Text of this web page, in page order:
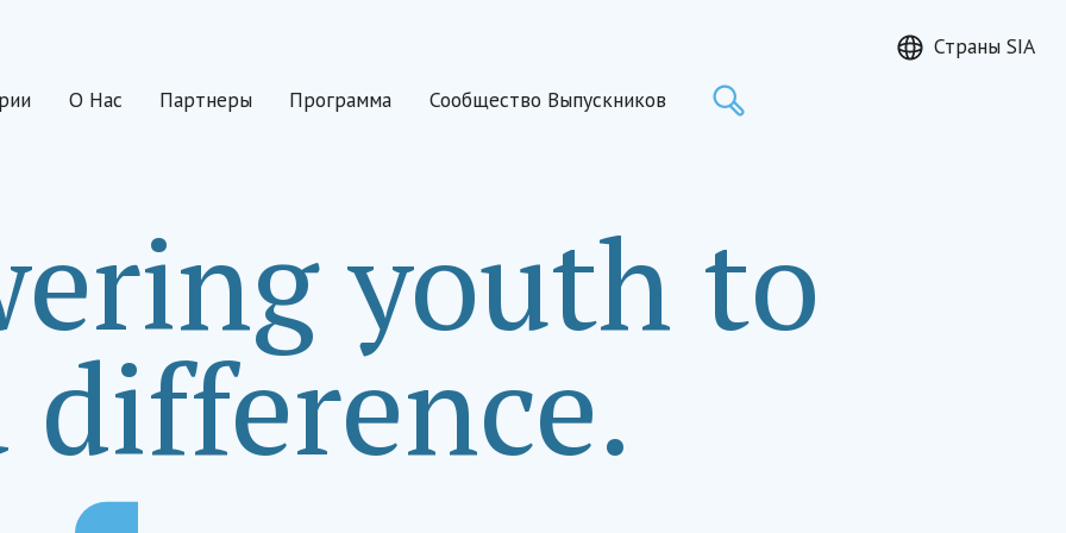
О Нас Партнеры Программа Сообщество Выпускников
Страны SIA
youth to
difference.